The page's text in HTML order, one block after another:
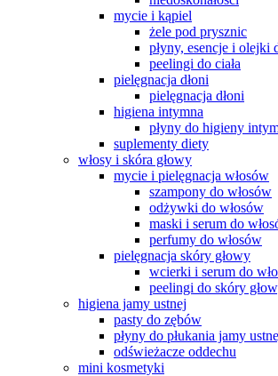
mycie i kąpiel
żele pod prysznic
płyny, esencje i olejki
peelingi do ciała
pielęgnacja dłoni
pielęgnacja dłoni
higiena intymna
płyny do higieny
suplementy diety
włosy i skóra głowy
mycie i pielęgnacja włosów
szampony do włosów
odżywki do włosów
maski i serum do
perfumy do włosów
pielęgnacja skóry głowy
wcierki i serum do
peelingi do skóry
higiena jamy ustnej
pasty do zębów
płyny do płukania jamy
odświeżacze oddechu
mini kosmetyki